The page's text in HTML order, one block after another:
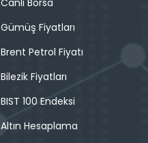
Canlı Borsa
Gümüş Fiyatları
Brent Petrol Fiyatı
Bilezik Fiyatları
BIST 100 Endeksi
Altın Hesaplama